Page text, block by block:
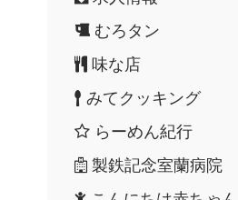
むろタン
味な店
みてクッキング
らーめん紀行
製鉄記念室蘭病院